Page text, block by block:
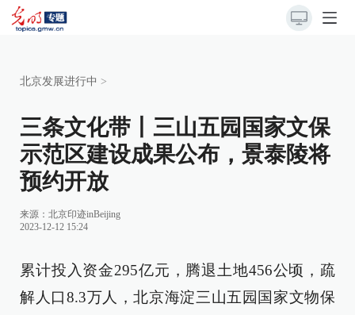
北京发展进行中 >
三条文化带丨三山五园国家文保
示范区建设成果公布，景泰陵将
预约开放
来源：北京印迹inBeijing
2023-12-12 15:24
累计投入资金295亿元，腾退土地456公顷，疏
解人口8.3万人，北京海淀三山五园国家文物保